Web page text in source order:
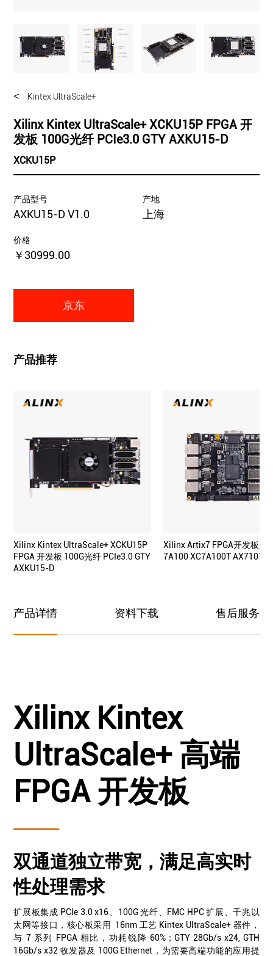
< Kintex UltraScale+
Xilinx Kintex UltraScale+ XCKU15P FPGA 开
发板 100G光纤 PCIe3.0 GTY AXKU15-D
XCKU15P
产品型号
AXKU15-D V1.0
产地
上海
价格
￥30999.00
京东
产品推荐
Xilinx Kintex UltraScale+ XCKU15P
FPGA 开发板 100G光纤 PCIe3.0 GTY
AXKU15-D
Xilinx Artix7 FPGA开发板 光
7A100 XC7A100T AX7101
产品详情 资料下载 售后服务
Xilinx Kintex
UltraScale+ 高端
FPGA 开发板
双通道独立带宽，满足高实时
性处理需求
扩展板集成 PCIe 3.0 x16、100G 光纤、FMC HPC 扩展、千兆以
太网等接口，核心板采用 16nm 工艺 Kintex UltraScale+ 器件，
与 7 系列 FPGA 相比，功耗锐降 60%；GTY 28Gb/s x24, GTH
16Gb/s x32 收发器及 100G Ethernet，为需要高端功能的应用提